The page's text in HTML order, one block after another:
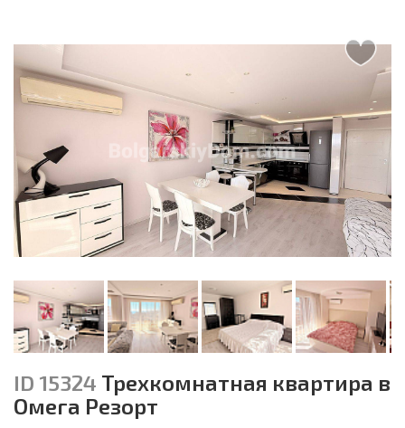
ID 15324 Трехкомнатная квартира в
Омега Резорт